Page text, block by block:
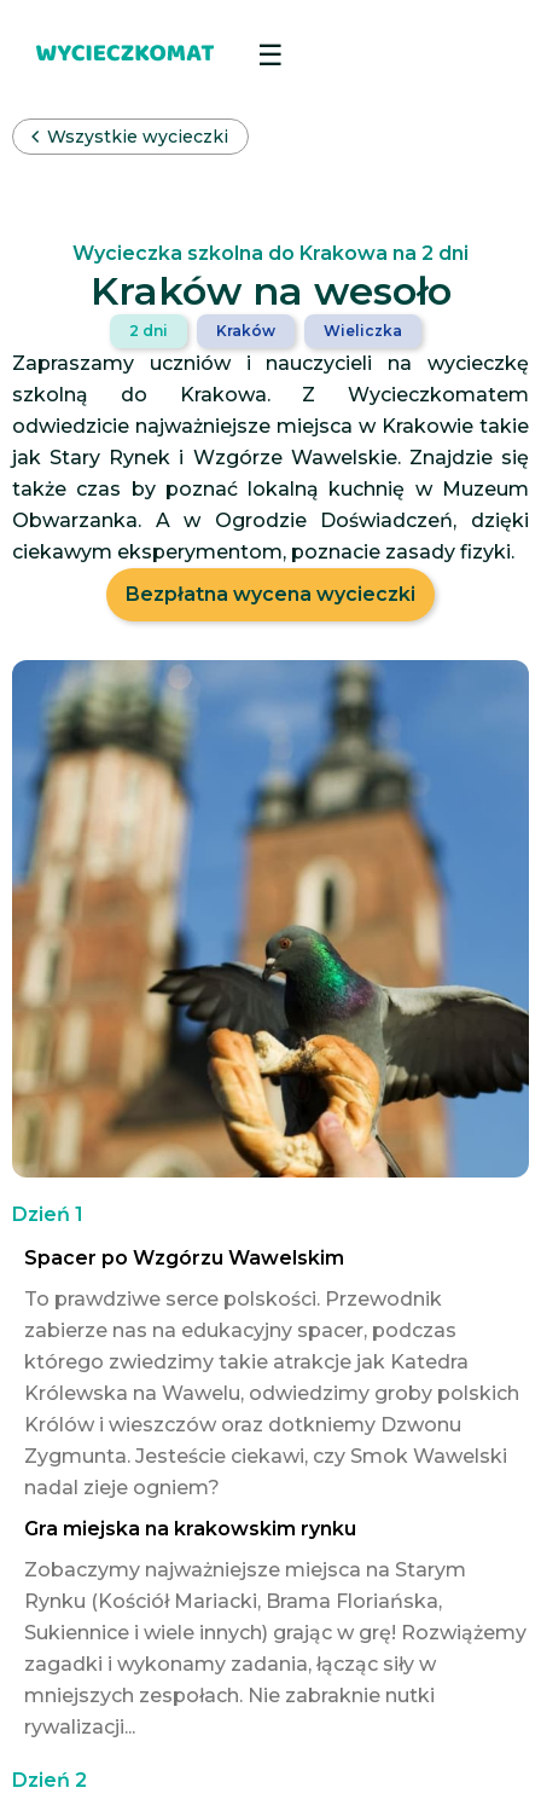
Wszystkie wycieczki
Wycieczka szkolna do Krakowa na 2 dni
Kraków na wesoło
2 dni Kraków Wieliczka
Zapraszamy uczniów i nauczycieli na wycieczkę
szkolną do Krakowa. Z Wycieczkomatem
odwiedzicie najważniejsze miejsca w Krakowie takie
jak Stary Rynek i Wzgórze Wawelskie. Znajdzie się
także czas by poznać lokalną kuchnię w Muzeum
Obwarzanka. A w Ogrodzie Doświadczeń, dzięki
ciekawym eksperymentom, poznacie zasady fizyki.
Bezpłatna wycena wycieczki
Dzień 1
Spacer po Wzgórzu Wawelskim
To prawdziwe serce polskości. Przewodnik
zabierze nas na edukacyjny spacer, podczas
którego zwiedzimy takie atrakcje jak Katedra
Królewska na Wawelu, odwiedzimy groby polskich
Królów i wieszczów oraz dotkniemy Dzwonu
Zygmunta. Jesteście ciekawi, czy Smok Wawelski
nadal zieje ogniem?
Gra miejska na krakowskim rynku
Zobaczymy najważniejsze miejsca na Starym
Rynku (Kościół Mariacki, Brama Floriańska,
Sukiennice i wiele innych) grając w grę! Rozwiążemy
zagadki i wykonamy zadania, łącząc siły w
mniejszych zespołach. Nie zabraknie nutki
rywalizacji...
Dzień 2